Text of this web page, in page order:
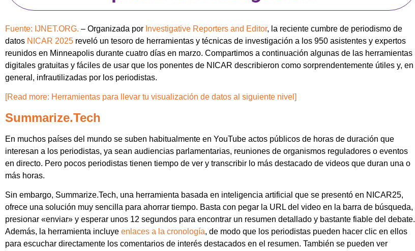
Fuente: IJNET.ORG. – Organizada por Investigative Reporters and Editor, la reciente cumbre de periodismo de
datos NICAR 2025 reveló un tesoro de herramientas y técnicas de investigación a los 950 asistentes y expertos
reunidos en Minneapolis durante cuatro días en marzo. Compartimos a continuación algunas de las herramientas
digitales gratuitas y fáciles de usar que los ponentes de NICAR describieron como sorprendentemente útiles y, en
general, infrautilizadas por los periodistas.
[Read more: Herramientas para llevar tu visualización de datos al siguiente nivel]
Summarize.Tech
En muchos países del mundo se suben habitualmente en YouTube actos públicos de horas de duración que
interesan a los periodistas, ya sean audiencias parlamentarias, reuniones de organismos reguladores o eventos
en directo. Pero pocos periodistas tienen tiempo de ver y transcribir lo más destacado de videos que duran una o
más horas.
Sin embargo, Summarize.Tech, una herramienta basada en inteligencia artificial que se presentó en NICAR25,
ofrece una solución muy sencilla para ahorrar tiempo. Basta con pegar la URL del video en la barra de búsqueda,
presionar «enviar» y esperar unos 12 segundos para encontrar un resumen detallado y bastante fiable del debate.
Además, la herramienta incluye enlaces a la cronología, de modo que los periodistas pueden hacer clic en ellos
para escuchar directamente los comentarios de interés destacados en el resumen. También se pueden ver